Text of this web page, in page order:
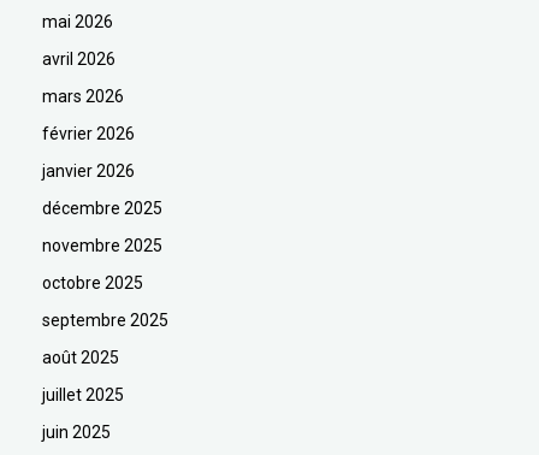
mai 2026
avril 2026
mars 2026
février 2026
janvier 2026
décembre 2025
novembre 2025
octobre 2025
septembre 2025
août 2025
juillet 2025
juin 2025